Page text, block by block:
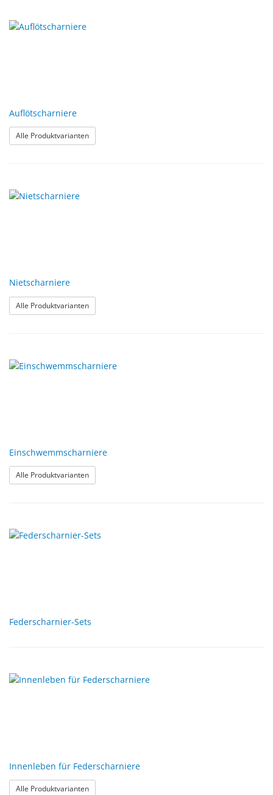
Auflötscharniere
Alle Produktvarianten: Auflötscharniere
Nietscharniere
Alle Produktvarianten: Nietscharniere
Einschwemmscharniere
Alle Produktvarianten: Einschwemmscharniere
Federscharnier-Sets
Innenleben für Federscharniere
Alle Produktvarianten: Innenleben für Federscharniere